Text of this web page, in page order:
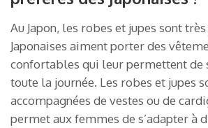
Au Japon, les robes et jupes sont
Japonaises aiment porter des
confortables qui leur permettent de
toute la journée. Les robes et jupes
accompagnées de vestes ou de
permet aux femmes de s’adapter à